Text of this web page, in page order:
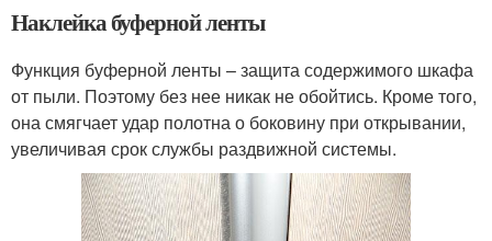
Наклейка буферной ленты
Функция буферной ленты – защита содержимого шкафа
от пыли. Поэтому без нее никак не обойтись. Кроме того,
она смягчает удар полотна о боковину при открывании,
увеличивая срок службы раздвижной системы.